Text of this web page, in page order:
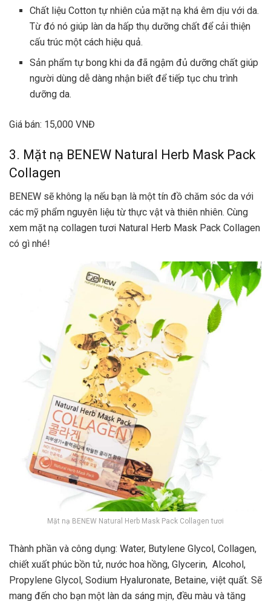
Chất liệu Cotton tự nhiên của mặt nạ khá êm dịu với da.
Từ đó nó giúp làn da hấp thụ dưỡng chất để cải thiện
cấu trúc một cách hiệu quả.
Sản phẩm tự bong khi da đã ngậm đủ dưỡng chất giúp
người dùng dễ dàng nhận biết để tiếp tục chu trình
dưỡng da.
Giá bán: 15,000 VNĐ
3. Mặt nạ BENEW Natural Herb Mask Pack
Collagen
BENEW sẽ không lạ nếu bạn là một tín đồ chăm sóc da với
các mỹ phẩm nguyên liệu từ thực vật và thiên nhiên. Cùng
xem mặt nạ collagen tươi Natural Herb Mask Pack Collagen
có gì nhé!
Mặt nạ BENEW Natural Herb Mask Pack Collagen tươi
Thành phần và công dụng: Water, Butylene Glycol, Collagen,
chiết xuất phúc bồn tử, nước hoa hồng, Glycerin, Alcohol,
Propylene Glycol, Sodium Hyaluronate, Betaine, việt quất. Sẽ
mang đến cho bạn một làn da sáng mịn, đều màu và tăng